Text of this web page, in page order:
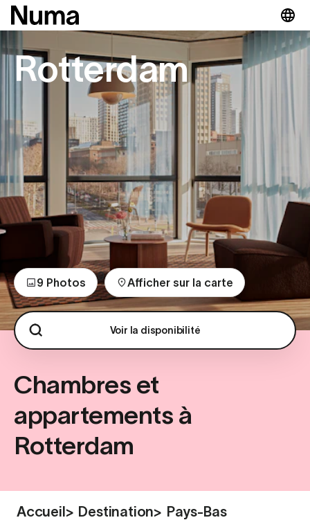
Rotterdam
9 Photos
0
Afficher sur la carte
Voir la disponibilité
Chambres et
appartements à
Rotterdam
Accueil > Destination> Pays-Bas